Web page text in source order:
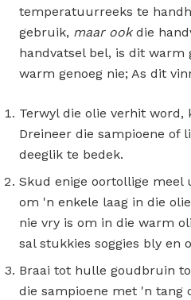
temperatuurreeks te
gebruik, maar ookdie
handvatsel bel, is dit warm
warm genoeg nie; As dit
Terwyl die olie verhit word,
Dreineer die sampioene of
deeglik te bedek.
Skud enige oortollige meel
om 'n enkele laag in die
nie vry is om in die warm
sal stukkies soggies bly en
Braai tot hulle goudbruin
die sampioene met 'n tang